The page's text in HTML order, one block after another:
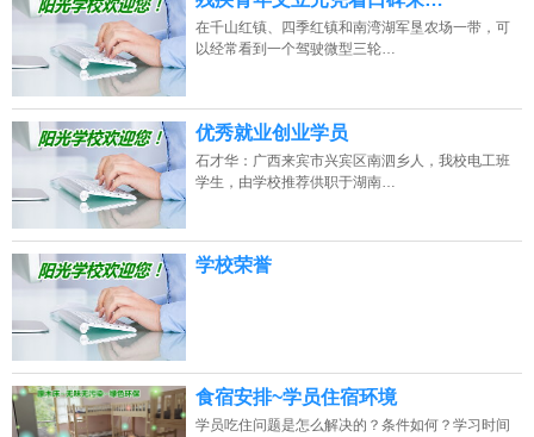
在千山红镇、四季红镇和南湾湖军垦农场一带，可
以经常看到一个驾驶微型三轮…
优秀就业创业学员
石才华：广西来宾市兴宾区南泗乡人，我校电工班
学生，由学校推荐供职于湖南…
学校荣誉
食宿安排~学员住宿环境
学员吃住问题是怎么解决的？条件如何？学习时间